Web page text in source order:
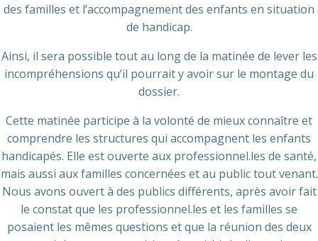
des familles et l’accompagnement des enfants en situation
de handicap.
Ainsi, il sera possible tout au long de la matinée de lever les
incompréhensions qu’il pourrait y avoir sur le montage du
dossier.
Cette matinée participe à la volonté de mieux connaître et
comprendre les structures qui accompagnent les enfants
handicapés. Elle est ouverte aux professionnel.les de santé,
mais aussi aux familles concernées et au public tout venant.
Nous avons ouvert à des publics différents, après avoir fait
le constat que les professionnel.les et les familles se
posaient les mêmes questions et que la réunion des deux